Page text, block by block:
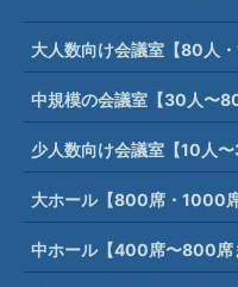
大人数向け会議室【80人
中規模の会議室【30人〜
少人数向け会議室【10人
大ホール【800席・1000
中ホール【400席〜800席